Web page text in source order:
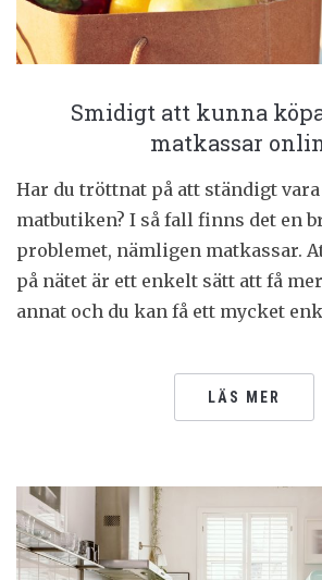
Smidigt att kunna
matkassar
Har du tröttnat på att ständigt
matbutiken? I så fall finns det en
problemet, nämligen matkassar.
på nätet är ett enkelt sätt att få
annat och du kan få ett mycket
LÄS MER